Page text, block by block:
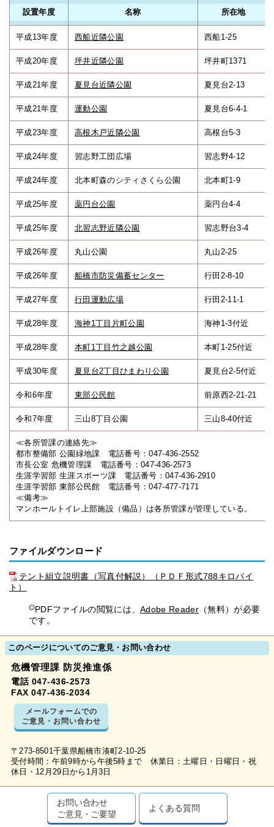
設置年度 名称 所在地
平成13年度 西船近隣公園 西船1-25
平成20年度 坪井近隣公園 坪井町1371
平成21年度 夏見台近隣公園 夏見台2-13
平成21年度 運動公園 夏見台6-4-1
平成23年度 高根木戸近隣公園 高根台5-3
平成24年度 習志野工団広場 習志野4-12
平成24年度 北本町森のシティさくら公園 北本町1-9
平成25年度 薬円台公園 薬円台4-4
平成25年度 北習志野近隣公園 習志野台3-4
平成26年度 丸山公園 丸山2-25
平成26年度 船橋市防災備蓄センター 行田2-8-10
平成27年度 行田運動広場 行田2-11-1
平成28年度 海神1丁目片町公園 海神1-3付近
平成28年度 本町1丁目竹之越公園 本町1-25付近
平成30年度 夏見台2丁目ひまわり公園 夏見台2-5付近
令和6年度 東部公民館 前原西2-21-21
令和7年度 三山8丁目公園 三山8-40付近
≪各所管課の連絡先≫
都市整備部 公園緑地課 電話番号：047-436-2552
市長公室 危機管理課 電話番号：047-436-2573
生涯学習部 生涯スポーツ課 電話番号：047-436-2910
生涯学習部 東部公民館 電話番号：047-477-7171
≪備考≫
マンホールトイレ上部施設（備品）は各所管課が管理している。
ファイルダウンロード
テント組立説明書（写真付解説）（ＰＤＦ形式788キロバイ
ト）
PDFファイルの閲覧には、Adobe Reader （無料）が必要
です。
このページについてのご意見・お問い合わせ
危機管理課 防災推進係
電話 047-436-2573
FAX 047-436-2034
メールフォームでの
ご意見・お問い合わせ
〒273-8501千葉県船橋市湊町2-10-25
受付時間：午前9時から午後5時まで 休業日：土曜日・日曜日・祝
休日・12月29日から1月3日
お問い合わせ
ご意見・ご要望
よくある質問